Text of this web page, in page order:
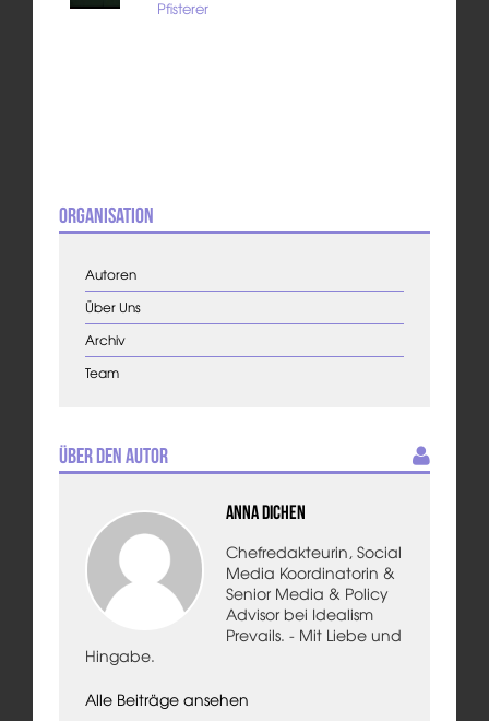
Pfisterer
Organisation
Autoren
Über Uns
Archiv
Team
Über den Autor
Anna Dichen
Chefredakteurin, Social
Media Koordinatorin &
Senior Media & Policy
Advisor bei Idealism
Prevails. - Mit Liebe und
Hingabe.
Alle Beiträge ansehen